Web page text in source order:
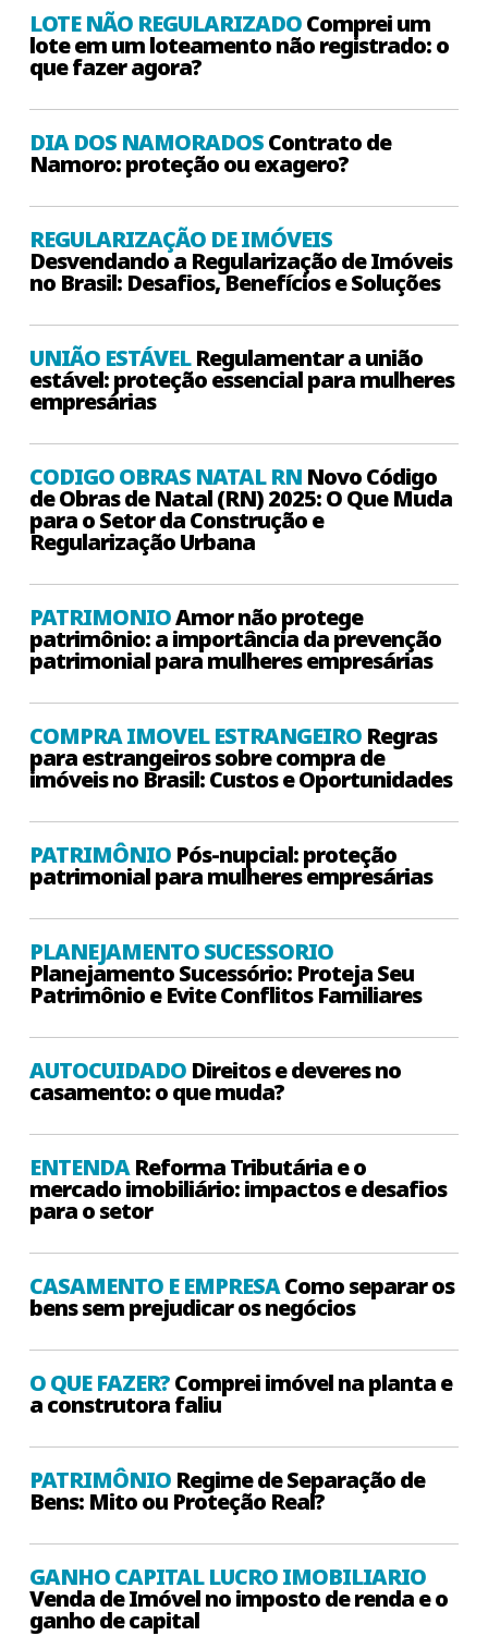
LOTE NÃO REGULARIZADOComprei um
lote em um loteamento não registrado: o
que fazer agora?
DIA DOS NAMORADOSContrato de
Namoro: proteção ou exagero?
REGULARIZAÇÃO DE IMÓVEIS
Desvendando a Regularização de Imóveis
no Brasil: Desafios, Benefícios e Soluções
UNIÃO ESTÁVELRegulamentar a união
estável: proteção essencial para mulheres
empresárias
CODIGO OBRAS NATAL RN Novo Código
de Obras de Natal (RN) 2025: O Que Muda
para o Setor da Construção e
Regularização Urbana
PATRIMONIOAmor não protege
patrimônio: a importância da prevenção
patrimonial para mulheres empresárias
COMPRA IMOVEL ESTRANGEIRO Regras
para estrangeiros sobre compra de
imóveis no Brasil: Custos e Oportunidades
PATRIMÔNIO Pós-nupcial: proteção
patrimonial para mulheres empresárias
PLANEJAMENTO SUCESSORIO
Planejamento Sucessório: Proteja Seu
Patrimônio e Evite Conflitos Familiares
AUTOCUIDADO Direitos e deveres no
casamento: o que muda?
ENTENDAReforma Tributária e o
mercado imobiliário: impactos e desafios
para o setor
CASAMENTO E EMPRESAComo separar os
bens sem prejudicar os negócios
O QUE FAZER?Comprei imóvel na planta e
a construtora faliu
PATRIMÔNIO Regime de Separação de
Bens: Mito ou Proteção Real?
GANHO CAPITAL LUCRO IMOBILIARIO
Venda de Imóvel no imposto de renda e o
ganho de capital